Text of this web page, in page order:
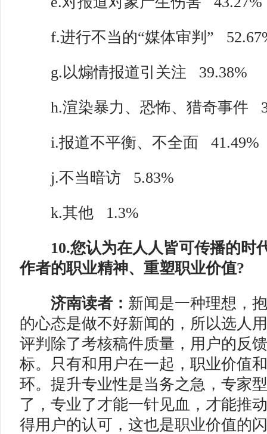
f.进行不当的“媒体审判”
g.以煽情报道引关注 39.38%
h.渲染暴力、恐怖、猎奇事件
i.报道不平衡、不全面 41.49%
j.不当暗访 5.83%
k.其他 1.3%
10.您认为在人人皆可传播的时
作者的职业精神、重塑职业价值?
济南读者： 新闻是一种理想，
的心态是做不好新闻的，所以选人
评判除了考核稿件质量，用户的反
标。只有和用户在一起，职业价值
环。提升专业性是当务之急，专家
了，专业了才能一针见血，才能推
得用户的认可，这也是职业价值的